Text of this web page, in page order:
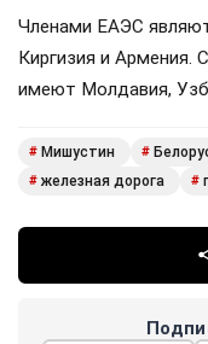
Членами ЕАЭС
Киргизия и Армения.
имеют Молдавия,
# Мишустин #
# железная дорога #